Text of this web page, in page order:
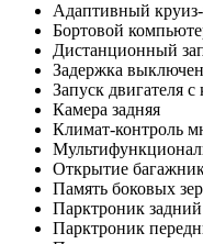
Адаптивный
Бортовой
Дистанционный
Задержка
Запуск двигателя с
Камера задняя
Климат-контроль
Открытие
Память боковых
Парктроник задний
Парктроник